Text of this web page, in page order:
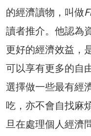
的經濟讀物，叫做
讀者推介。他認為
更好的經濟效益，
可以享有更多的自
選擇做一些最有經
吃，亦不會自找麻
旦在處理個人經濟